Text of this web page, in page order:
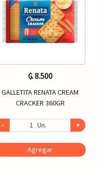
₲. 8.500
GALLETITA RENATA CREAM
CRACKER 360GR
- Un. +
Agregar